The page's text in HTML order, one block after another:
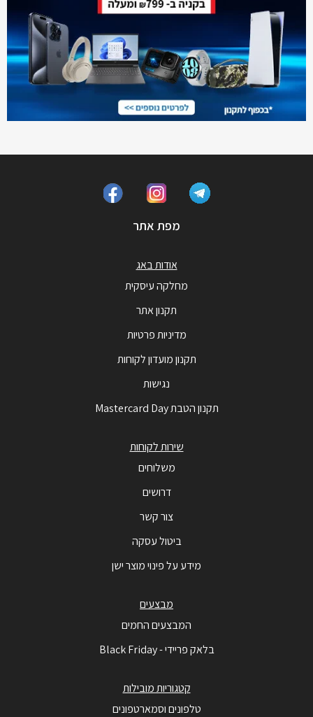
מפת אתר
אודות באג
מחלקה עיסקית
תקנון אתר
מדיניות פרטיות
תקנון מועדון לקוחות
נגישות
תקנון הטבת Mastercard Day
שירות לקוחות
משלוחים
דרושים
צור קשר
ביטול עסקה
מידע על פינוי מוצר ישן
מבצעים
המבצעים החמים
בלאק פריידי - Black Friday
קטגוריות מובילות
טלפונים וסמארטפונים